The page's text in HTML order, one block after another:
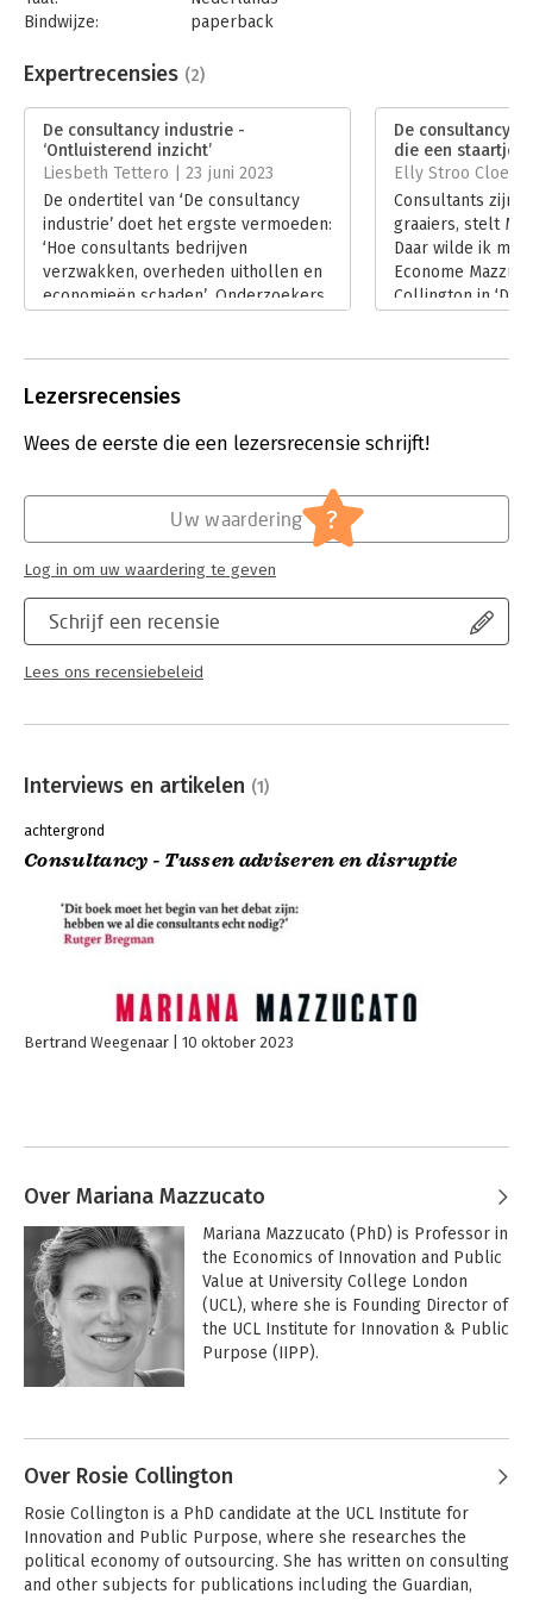
Bindwijze:
paperback
Uitgever:
Nieuw Amsterdam
Verschijningsdatum:
17-5-2023
Hoofdrubriek: Economie
Expertrecensies (2)
De consultancy industrie -
‘Ontluisterend inzicht’
Liesbeth Tettero | 23 juni 2023
De ondertitel van ‘De consultancy
industrie’ doet het ergste vermoeden:
‘Hoe consultants bedrijven
verzwakken, overheden uithollen en
economieën schaden’. Onderzoekers
hoe erg het is met dat verzwakken,
aanbevelingen om het tij te keren,
De consultancy-
die een staartje
Elly Stroo Cloeck
Consultants zijn
graaiers, stelt
Daar wilde ik
Econome
Collington in ‘De
Lezersrecensies
Wees de eerste die een lezersrecensie schrijft!
Schrijf een recensie
Lees ons recensiebeleid
Uw waardering ?
Log in om uw waardering te geven
Interviews en artikelen (1)
achtergrond
Consultancy - Tussen adviseren en disruptie
Bertrand Weegenaar 10 oktober 2023
Over Mariana Mazzucato
Mariana Mazzucato (PhD) is Professor in
the Economics of Innovation and Public
Value at University College London
(UCL), where she is Founding Director of
the UCL Institute for Innovation & Public
Purpose (IIPP).
Academies Madame de Staël Prize for
Prize for Advancing the Frontiers of
Economic Thought.
She was named as one of the '3 most
Over Rosie Collington
Rosie Collington is a PhD candidate at the UCL Institute for
Innovation and Public Purpose, where she researches the
political economy of outsourcing. She has written on consulting
and other subjects for publications including the Guardian,